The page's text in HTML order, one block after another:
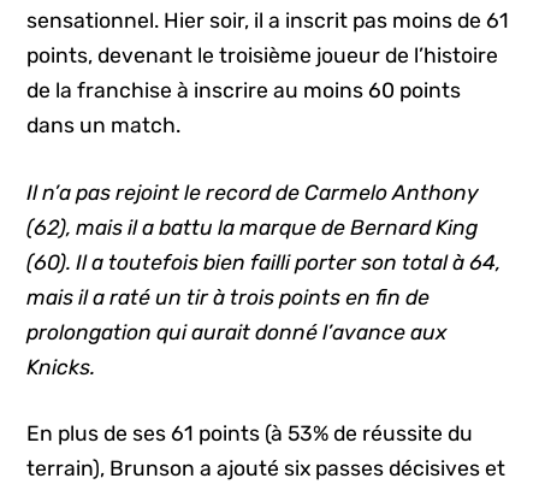
sensationnel. Hier soir, il a inscrit pas moins de 61
points, devenant le troisième joueur de l’histoire
de la franchise à inscrire au moins 60 points
dans un match.
Il n’a pas rejoint le record de Carmelo Anthony
(62), mais il a battu la marque de Bernard King
(60). Il a toutefois bien failli porter son total à 64,
mais il a raté un tir à trois points en fin de
prolongation qui aurait donné l’avance aux
Knicks.
En plus de ses 61 points (à 53% de réussite du
terrain), Brunson a ajouté six passes décisives et